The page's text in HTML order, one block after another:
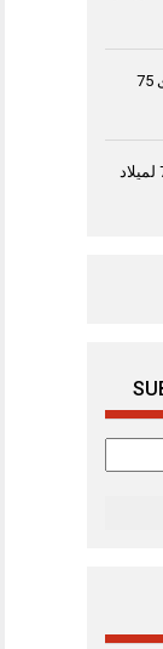
جوجل تحتفل بالذكرى 75
جوجل تحتفل بالذكرى 75 لميلاد